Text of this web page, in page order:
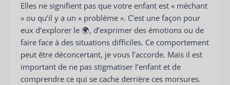
Elles ne signifient pas que votre enfant est « méchant
» ou qu’il y a un « problème ». C’est une façon pour
eux d’explorer le 🌍, d’exprimer des émotions ou de
faire face à des situations difficiles. Ce comportement
peut être déconcertant, je vous l’accorde. Mais il est
important de ne pas stigmatiser l’enfant et de
comprendre ce qui se cache derrière ces morsures.